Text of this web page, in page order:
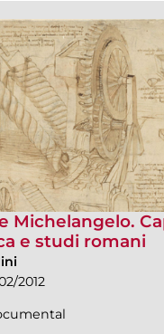
Michelangelo.
e studi romani
2012